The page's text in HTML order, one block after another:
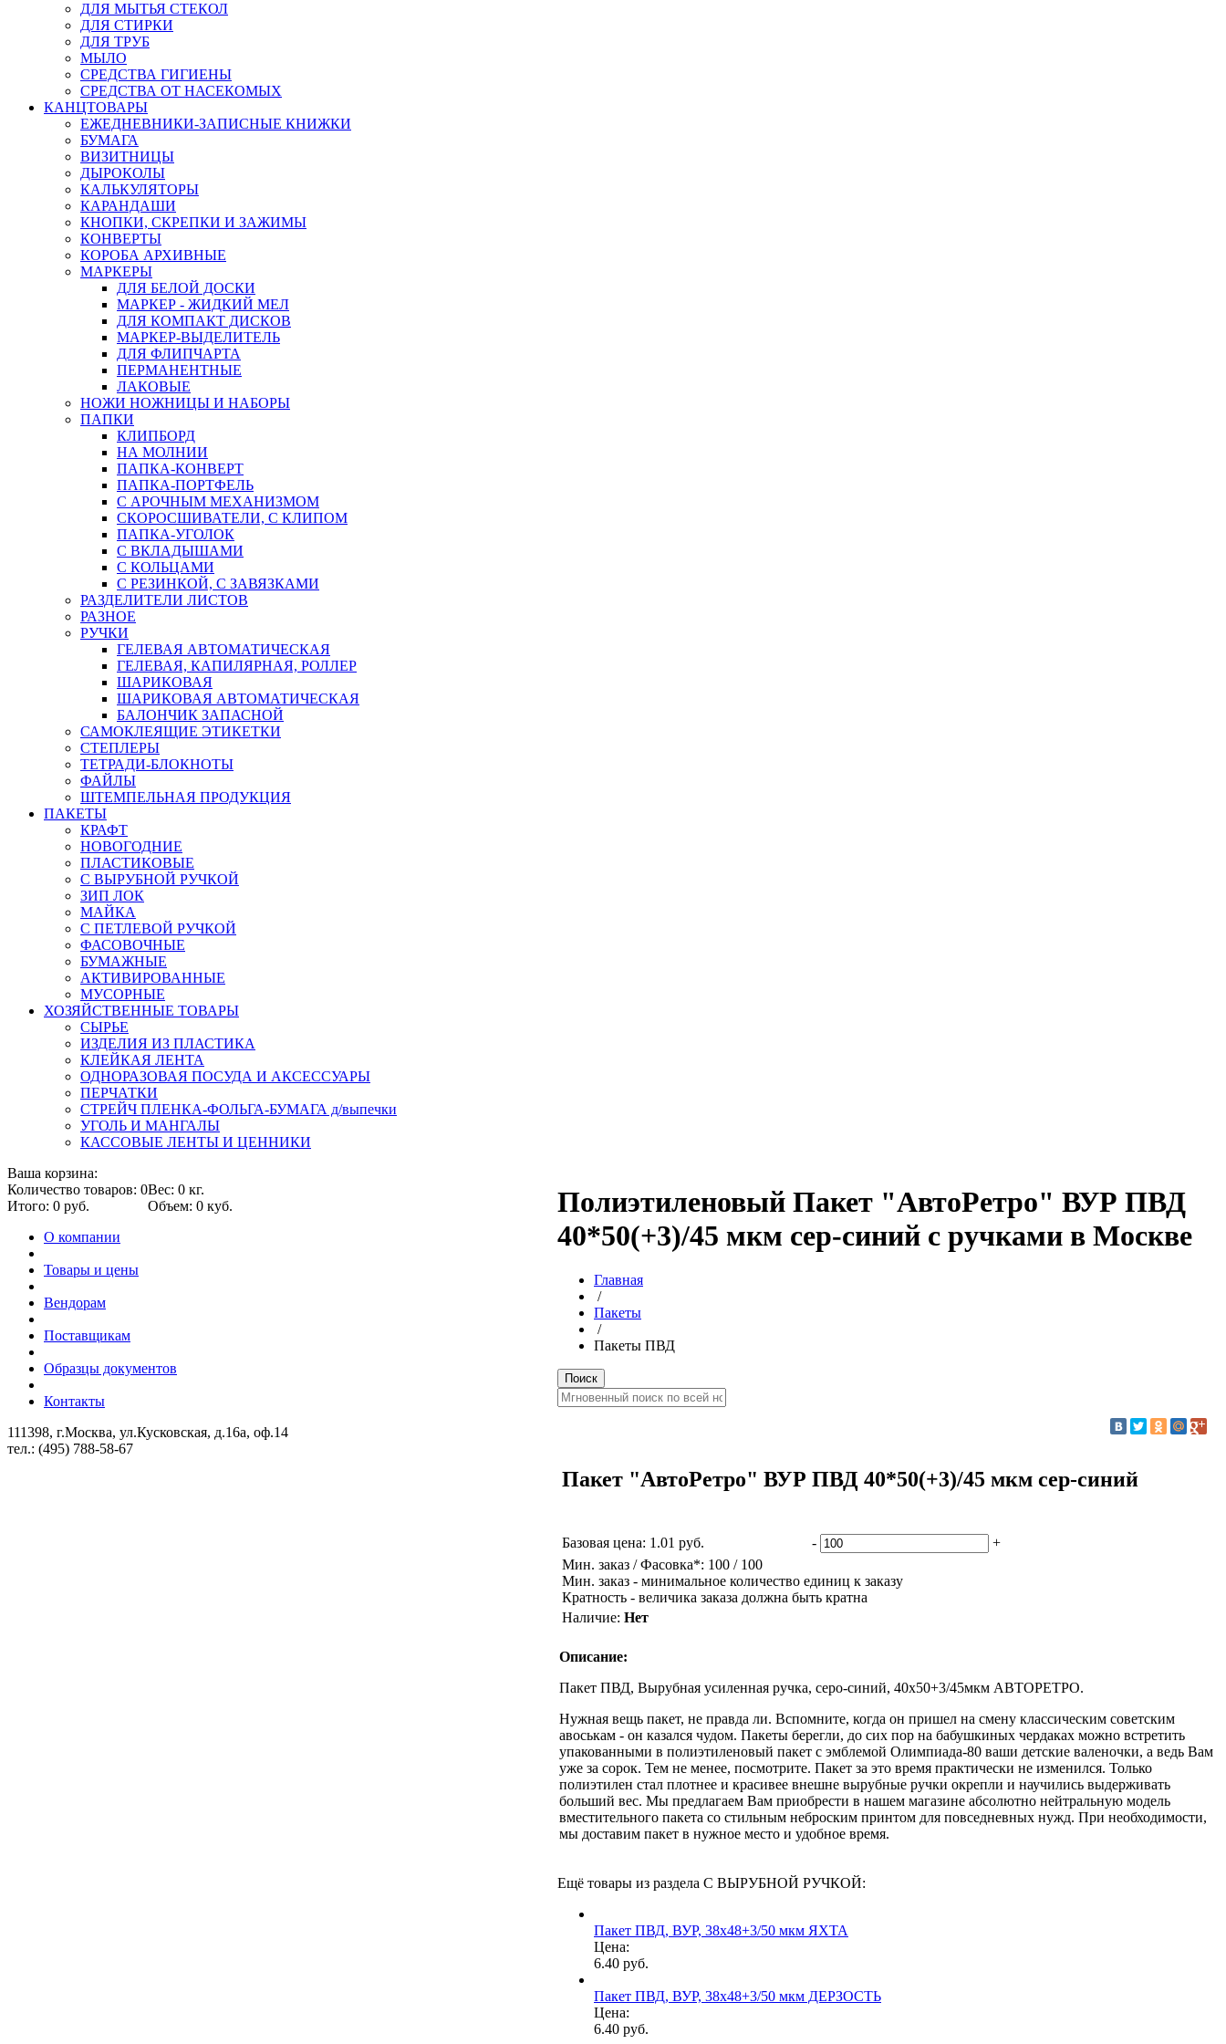
ДЛЯ МЫТЬЯ СТЕКОЛ
ДЛЯ СТИРКИ
ДЛЯ ТРУБ
МЫЛО
СРЕДСТВА ГИГИЕНЫ
СРЕДСТВА ОТ НАСЕКОМЫХ
КАНЦТОВАРЫ
ЕЖЕДНЕВНИКИ-ЗАПИСНЫЕ КНИЖКИ
БУМАГА
ВИЗИТНИЦЫ
ДЫРОКОЛЫ
КАЛЬКУЛЯТОРЫ
КАРАНДАШИ
КНОПКИ, СКРЕПКИ И ЗАЖИМЫ
КОНВЕРТЫ
КОРОБА АРХИВНЫЕ
МАРКЕРЫ
ДЛЯ БЕЛОЙ ДОСКИ
МАРКЕР - ЖИДКИЙ МЕЛ
ДЛЯ КОМПАКТ ДИСКОВ
МАРКЕР-ВЫДЕЛИТЕЛЬ
ДЛЯ ФЛИПЧАРТА
ПЕРМАНЕНТНЫЕ
ЛАКОВЫЕ
НОЖИ НОЖНИЦЫ И НАБОРЫ
ПАПКИ
КЛИПБОРД
НА МОЛНИИ
ПАПКА-КОНВЕРТ
ПАПКА-ПОРТФЕЛЬ
С АРОЧНЫМ МЕХАНИЗМОМ
СКОРОСШИВАТЕЛИ, С КЛИПОМ
ПАПКА-УГОЛОК
С ВКЛАДЫШАМИ
С КОЛЬЦАМИ
С РЕЗИНКОЙ, С ЗАВЯЗКАМИ
РАЗДЕЛИТЕЛИ ЛИСТОВ
РАЗНОЕ
РУЧКИ
ГЕЛЕВАЯ АВТОМАТИЧЕСКАЯ
ГЕЛЕВАЯ, КАПИЛЯРНАЯ, РОЛЛЕР
ШАРИКОВАЯ
ШАРИКОВАЯ АВТОМАТИЧЕСКАЯ
БАЛОНЧИК ЗАПАСНОЙ
САМОКЛЕЯЩИЕ ЭТИКЕТКИ
СТЕПЛЕРЫ
ТЕТРАДИ-БЛОКНОТЫ
ФАЙЛЫ
ШТЕМПЕЛЬНАЯ ПРОДУКЦИЯ
ПАКЕТЫ
КРАФТ
НОВОГОДНИЕ
ПЛАСТИКОВЫЕ
С ВЫРУБНОЙ РУЧКОЙ
ЗИП ЛОК
МАЙКА
С ПЕТЛЕВОЙ РУЧКОЙ
ФАСОВОЧНЫЕ
БУМАЖНЫЕ
АКТИВИРОВАННЫЕ
МУСОРНЫЕ
ХОЗЯЙСТВЕННЫЕ ТОВАРЫ
СЫРЬЕ
ИЗДЕЛИЯ ИЗ ПЛАСТИКА
КЛЕЙКАЯ ЛЕНТА
ОДНОРАЗОВАЯ ПОСУДА И АКСЕССУАРЫ
ПЕРЧАТКИ
СТРЕЙЧ ПЛЕНКА-ФОЛЬГА-БУМАГА д/выпечки
УГОЛЬ И МАНГАЛЫ
КАССОВЫЕ ЛЕНТЫ И ЦЕННИКИ
Полиэтиленовый Пакет "АвтоРетро" ВУР ПВД
40*50(+3)/45 мкм сер-синий с ручками в Москве
Главная
/
Пакеты
/
Пакеты ПВД
Пакет "АвтоРетро" ВУР ПВД 40*50(+3)/45 мкм сер-синий
Базовая цена: 1.01 руб. -
+
Мин. заказ / Фасовка*: 100 / 100
Мин. заказ - минимальное количество единиц к заказу
Кратность - величика заказа должна быть кратна
Наличие: Нет
Описание:
Пакет ПВД, Вырубная усиленная ручка, серо-синий, 40х50+3/45мкм АВТОРЕТРО.
Нужная вещь пакет, не правда ли. Вспомните, когда он пришел на смену классическим советским
авоськам - он казался чудом. Пакеты берегли, до сих пор на бабушкиных чердаках можно встретить
упакованными в полиэтиленовый пакет с эмблемой Олимпиада-80 ваши детские валеночки, а ведь Вам
уже за сорок. Тем не менее, посмотрите. Пакет за это время практически не изменился. Только
полиэтилен стал плотнее и красивее внешне вырубные ручки окрепли и научились выдерживать
больший вес. Мы предлагаем Вам приобрести в нашем магазине абсолютно нейтральную модель
вместительного пакета со стильным неброским принтом для повседневных нужд. При необходимости,
мы доставим пакет в нужное место и удобное время.
Ещё товары из раздела С ВЫРУБНОЙ РУЧКОЙ:
Пакет ПВД, ВУР, 38х48+3/50 мкм ЯХТА
Цена:
6.40 руб.
Пакет ПВД, ВУР, 38х48+3/50 мкм ДЕРЗОСТЬ
Цена:
6.40 руб.
Ваша корзина:
Количество товаров: 0Вес: 0 кг.
Итого: 0 руб.
Объем: 0 куб.
О компании
Товары и цены
Вендорам
Поставщикам
Образцы документов
Контакты
111398, г.Москва, ул.Кусковская, д.16а, оф.14
тел.: (495) 788-58-67